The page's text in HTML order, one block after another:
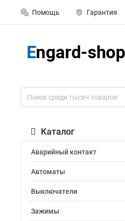
Помощь Гарантия
Каталог
Аварийный контакт
Автоматы
Выключатели
Зажимы